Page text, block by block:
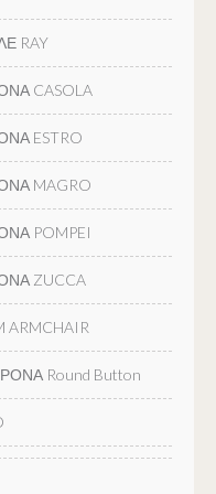
RAY
CASOLA
ESTRO
MAGRO
POMPEI
ZUCCA
Round Button